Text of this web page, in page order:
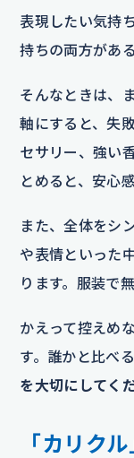
表現したい気持
持ちの両方があ
そんなときは、
軸にすると、失
セサリー、強い
とめると、安心
また、全体をシ
や表情といった
ります。服装で
かえって控えめ
す。誰かと比べ
を大切にしてく
「カリク